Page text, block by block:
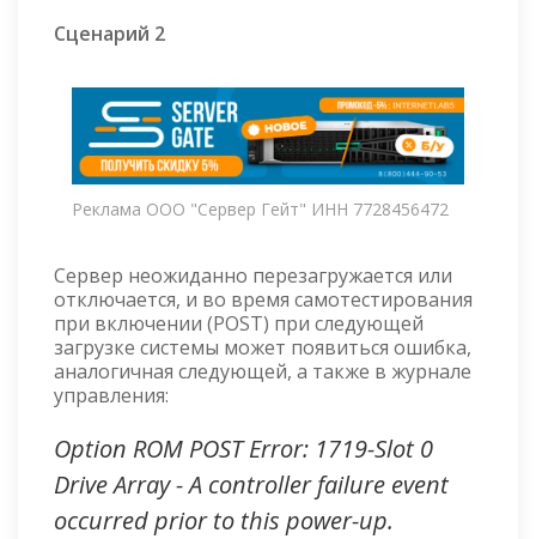
Сценарий 2
Реклама ООО "Сервер Гейт" ИНН 7728456472
Сервер неожиданно перезагружается или
отключается, и во время самотестирования
при включении (POST) при следующей
загрузке системы может появиться ошибка,
аналогичная следующей, а также в журнале
управления:
Option ROM POST Error: 1719-Slot 0
Drive Array - A controller failure event
occurred prior to this power-up.